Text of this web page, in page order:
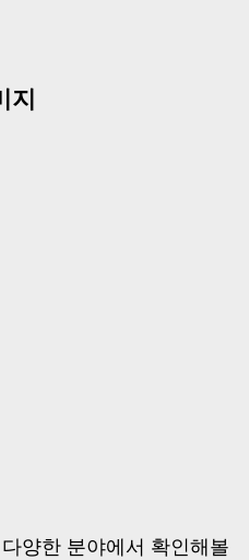
지
양한 분야에서 확인해볼